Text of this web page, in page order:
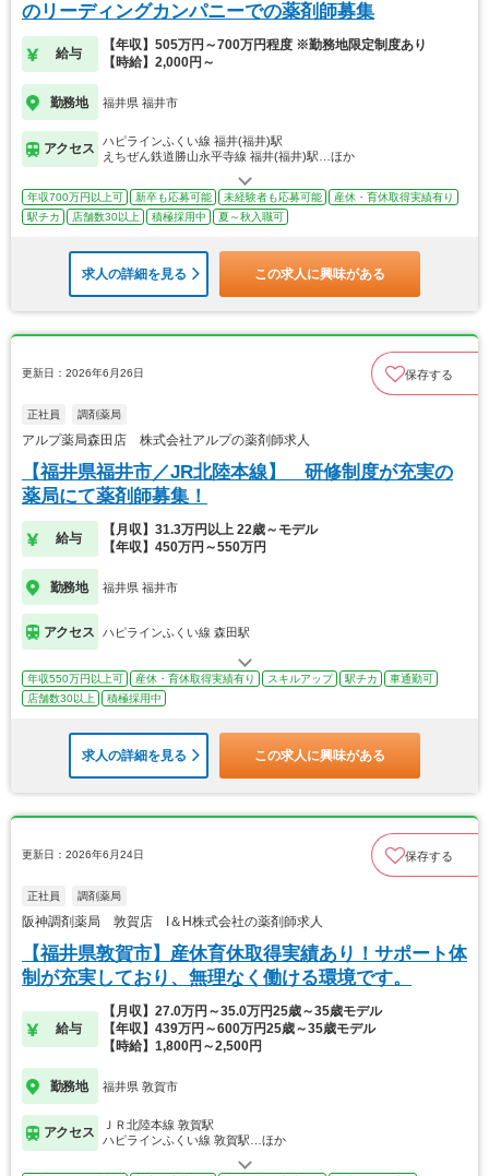
のリーディングカンパニーでの薬剤師募集
給与
【年収】505万円～700万円程度 ※勤務地限定制度あり
【時給】2,000円～
勤務地 福井県 福井市
アクセス
ハピラインふくい線 福井(福井)駅
えちぜん鉄道勝山永平寺線 福井(福井)駅…ほか
年収700万円以上可 新卒も応募可能 未経験者も応募可能
産休・育休取得実績有り
駅チカ
店舗数30以上 積極採用中 夏～秋入職可
求人の詳細を見る この求人に興味がある
更新日：2026年6月26日 保存する
正社員 調剤薬局
アルプ薬局森田店 株式会社アルプの薬剤師求人
【福井県福井市／JR北陸本線】 研修制度が充実の
薬局にて薬剤師募集！
給与
【月収】31.3万円以上 22歳～モデル
【年収】450万円～550万円
勤務地 福井県 福井市
アクセス ハピラインふくい線 森田駅
年収550万円以上可 産休・育休取得実績有り スキルアップ 駅チカ
車通勤可
店舗数30以上
積極採用中
求人の詳細を見る この求人に興味がある
更新日：2026年6月24日 保存する
正社員 調剤薬局
阪神調剤薬局 敦賀店 I＆H株式会社の薬剤師求人
【福井県敦賀市】産休育休取得実績あり！サポート体
制が充実しており、無理なく働ける環境です。
給与
【月収】27.0万円～35.0万円25歳～35歳モデル
【年収】439万円～600万円25歳～35歳モデル
【時給】1,800円～2,500円
勤務地 福井県 敦賀市
アクセス
ＪＲ北陸本線 敦賀駅
ハピラインふくい線 敦賀駅…ほか